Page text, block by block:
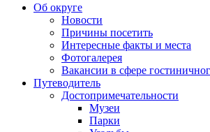
Об округе
Новости
Причины посетить
Интересные факты и места
Фотогалерея
Вакансии в сфере
Путеводитель
Достопримечательности
Музеи
Парки